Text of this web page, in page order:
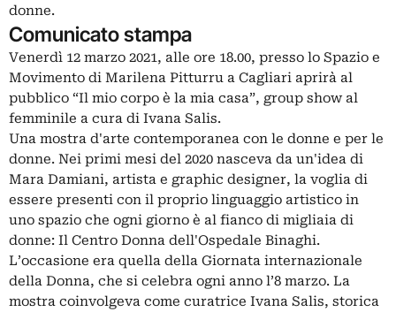
donne.
Comunicato stampa
Venerdì 12 marzo 2021, alle ore 18.00, presso lo Spazio e
Movimento di Marilena Pitturru a Cagliari aprirà al
pubblico “Il mio corpo è la mia casa”, group show al
femminile a cura di Ivana Salis.
Una mostra d'arte contemporanea con le donne e per le
donne. Nei primi mesi del 2020 nasceva da un'idea di
Mara Damiani, artista e graphic designer, la voglia di
essere presenti con il proprio linguaggio artistico in
uno spazio che ogni giorno è al fianco di migliaia di
donne: Il Centro Donna dell'Ospedale Binaghi.
L’occasione era quella della Giornata internazionale
della Donna, che si celebra ogni anno l’8 marzo. La
mostra coinvolgeva come curatrice Ivana Salis, storica